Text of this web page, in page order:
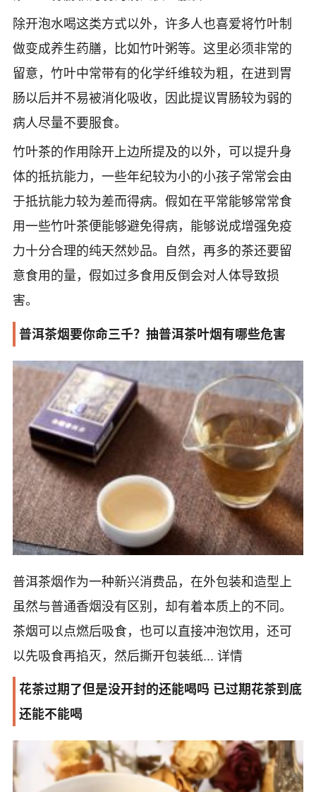
除开泡水喝这类方式以外，许多人也喜爱将竹叶制
做变成养生药膳，比如竹叶粥等。这里必须非常的
留意，竹叶中常带有的化学纤维较为粗，在进到胃
肠以后并不易被消化吸收，因此提议胃肠较为弱的
病人尽量不要服食。
竹叶茶的作用除开上边所提及的以外，可以提升身
体的抵抗能力，一些年纪较为小的小孩子常常会由
于抵抗能力较为差而得病。假如在平常能够常常食
用一些竹叶茶便能够避免得病，能够说成增强免疫
力十分合理的纯天然妙品。自然，再多的茶还要留
意食用的量，假如过多食用反倒会对人体导致损
害。
普洱茶烟要你命三千？抽普洱茶叶烟有哪些危害
普洱茶烟作为一种新兴消费品，在外包装和造型上
虽然与普通香烟没有区别，却有着本质上的不同。
茶烟可以点燃后吸食，也可以直接冲泡饮用，还可
以先吸食再掐灭，然后撕开包装纸... 详情
花茶过期了但是没开封的还能喝吗 已过期花茶到底
还能不能喝